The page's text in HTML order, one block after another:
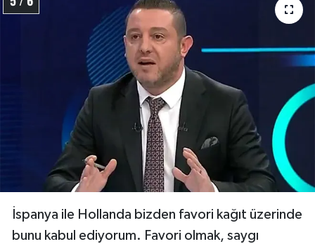
İspanya ile Hollanda bizden favori kağıt üzerinde
bunu kabul ediyorum. Favori olmak, saygı